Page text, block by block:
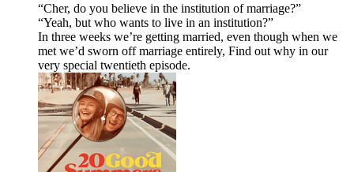
“Cher, do you believe in the institution of marriage?”
“Yeah, but who wants to live in an institution?”
In three weeks we’re getting married, even though when we
met we’d sworn off marriage entirely, Find out why in our
very special twentieth episode.